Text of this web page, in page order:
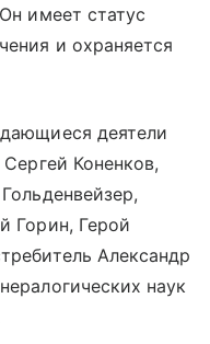
имеет статус
и охраняется
деятели
Коненков,
Горин, Герой
Александр
наук